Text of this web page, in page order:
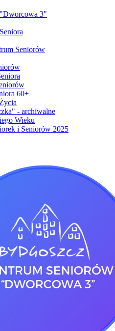
3"
Seniorów
60+
- archiwalne
Wieku
i Seniorów 2025